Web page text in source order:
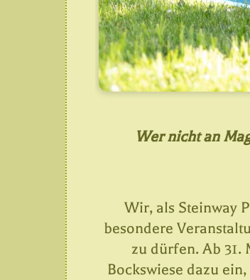
Wer nicht an
Wir, als Steinway
besondere
zu dürfen. Ab 31.
Bockswiese dazu